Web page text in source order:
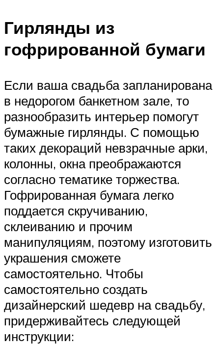
Гирлянды из
гофрированной бумаги
Если ваша свадьба запланирована
в недорогом банкетном зале, то
разнообразить интерьер помогут
бумажные гирлянды. С помощью
таких декораций невзрачные арки,
колонны, окна преображаются
согласно тематике торжества.
Гофрированная бумага легко
поддается скручиванию,
склеиванию и прочим
манипуляциям, поэтому изготовить
украшения сможете
самостоятельно. Чтобы
самостоятельно создать
дизайнерский шедевр на свадьбу,
придерживайтесь следующей
инструкции: